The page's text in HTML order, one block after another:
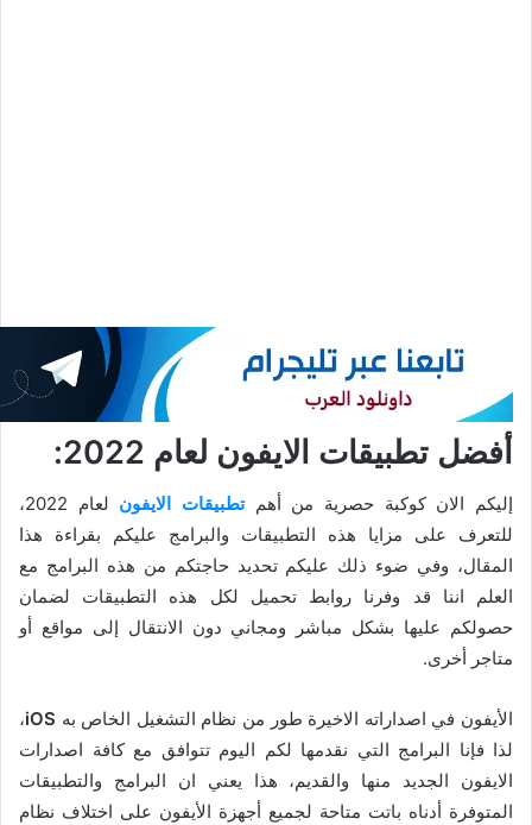
أفضل تطبيقات الايفون لعام 2022:
إليكم الان كوكبة حصرية من أهمتطبيقات الايفون
لعام 2022،
للتعرف على مزايا هذه التطبيقات والبرامج عليكم بقراءة هذا
المقال، وفي ضوء ذلك عليكم تحديد حاجتكم من هذه البرامج مع
العلم اننا قد وفرنا روابط تحميل لكل هذه التطبيقات لضمان
حصولكم عليها بشكل مباشر ومجاني دون الانتقال إلى مواقع أو
متاجر أخرى.
الأيفون في اصداراته الاخيرة طور من نظام التشغيل الخاص به iOS،
لذا فإنا البرامج التي نقدمها لكم اليوم تتوافق مع كافة اصدارات
الايفون الجديد منها والقديم، هذا يعني ان البرامج والتطبيقات
المتوفرة أدناه باتت متاحة لجميع أجهزة الأيفون على اختلاف نظام